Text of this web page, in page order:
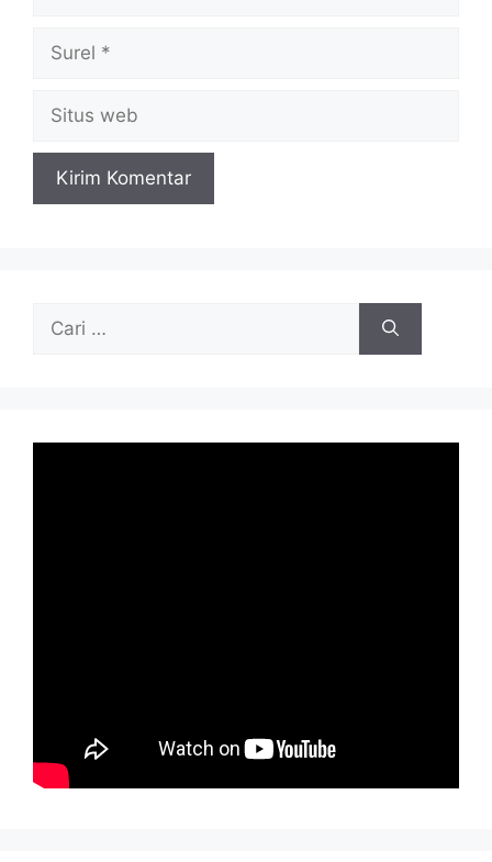
Surel
Situs
web
Cari